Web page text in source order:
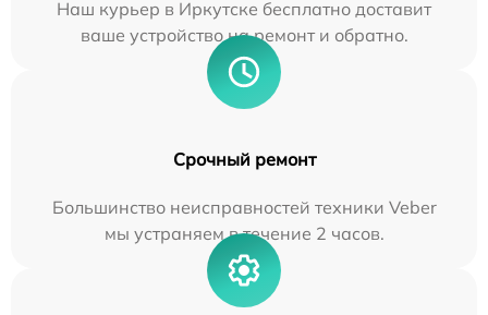
Наш курьер в Иркутске бесплатно доставит
ваше устройство на ремонт и обратно.
Срочный ремонт
Большинство неисправностей техники Veber
мы устраняем в течение 2 часов.